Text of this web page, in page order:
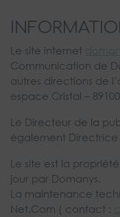
Le site internet
Communication de
autres directions de
espace Cristal –
Le Directeur de la
également
Le site est la
jour par Domanys.
La maintenance
Net.Com ( contact :